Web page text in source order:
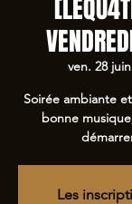
ven. 28 juin
Soirée ambiante
bonne
Les